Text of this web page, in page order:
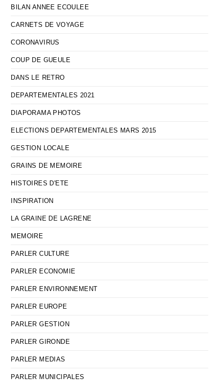
BILAN ANNEE ECOULEE
CARNETS DE VOYAGE
CORONAVIRUS
COUP DE GUEULE
DANS LE RETRO
DEPARTEMENTALES 2021
DIAPORAMA PHOTOS
ELECTIONS DEPARTEMENTALES MARS 2015
GESTION LOCALE
GRAINS DE MEMOIRE
HISTOIRES D'ETE
INSPIRATION
LA GRAINE DE LAGRENE
MEMOIRE
PARLER CULTURE
PARLER ECONOMIE
PARLER ENVIRONNEMENT
PARLER EUROPE
PARLER GESTION
PARLER GIRONDE
PARLER MEDIAS
PARLER MUNICIPALES